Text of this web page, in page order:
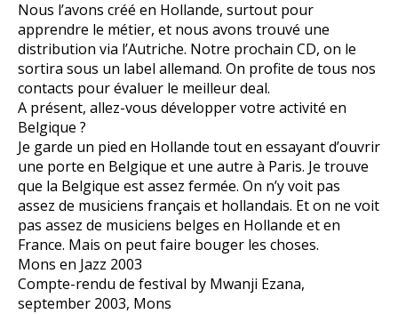
Nous l’avons créé en Hollande, surtout pour
apprendre le métier, et nous avons trouvé une
distribution via l’Autriche. Notre prochain CD, on le
sortira sous un label allemand. On profite de tous nos
contacts pour évaluer le meilleur deal.
A présent, allez-vous développer votre activité en
Belgique ?
Je garde un pied en Hollande tout en essayant d’ouvrir
une porte en Belgique et une autre à Paris. Je trouve
que la Belgique est assez fermée. On n’y voit pas
assez de musiciens français et hollandais. Et on ne voit
pas assez de musiciens belges en Hollande et en
France. Mais on peut faire bouger les choses.
Mons en Jazz 2003
Compte-rendu de festival by Mwanji Ezana,
september 2003, Mons